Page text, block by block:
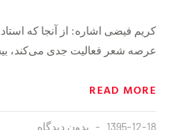
كريم فيضی اشاره: از آنجا که
عرصه شعر فعالیت جدی می‌کند،
READ MORE
1395-12-18 بدون دیدگاه